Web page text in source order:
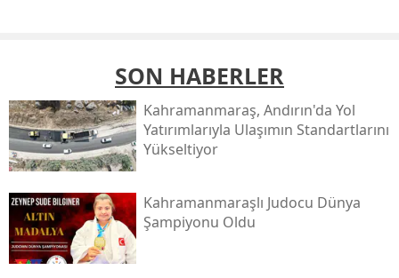
SON HABERLER
Kahramanmaraş, Andırın'da Yol
Yatırımlarıyla Ulaşımın Standartlarını
Yükseltiyor
Kahramanmaraşlı Judocu Dünya
Şampiyonu Oldu